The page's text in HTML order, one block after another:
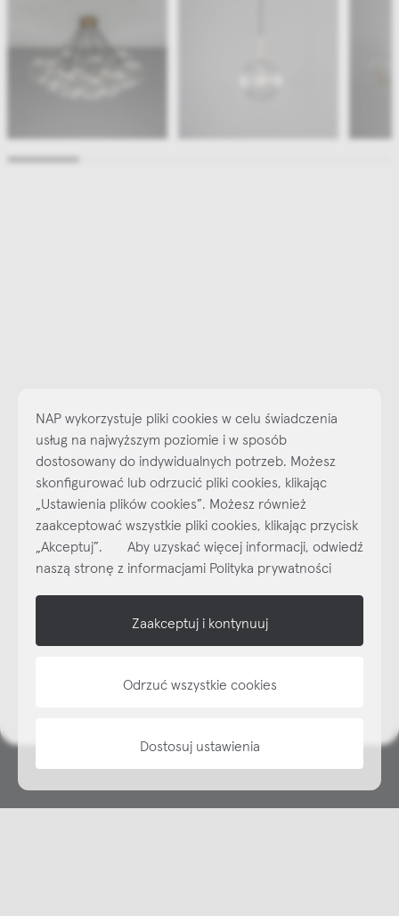
Najlepsze inspiracje i promocje na wyciągnięcie ręki, zapisz się już
dzisiaj do naszego cyklicznego newslettera!
SubskrybujNEWSLETTER
NAP
NAP wykorzystuje pliki cookies w celu świadczenia
usług na najwyższym poziomie i w sposób
dostosowany do indywidualnych potrzeb. Możesz
skonfigurować lub odrzucić pliki cookies, klikając
„Ustawienia plików cookies”. Możesz również
zaakceptować wszystkie pliki cookies, klikając przycisk
„Akceptuj”. Aby uzyskać więcej informacji, odwiedź
naszą stronę z informacjami Polityka prywatności
Zaakceptuj i kontynuuj
Odrzuć wszystkie cookies
Dostosuj ustawienia